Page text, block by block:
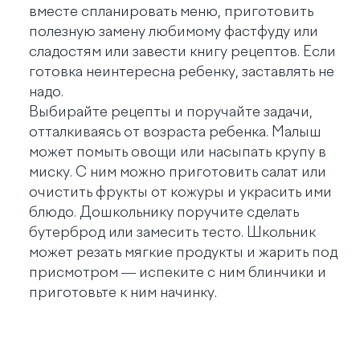
вместе спланировать меню, приготовить
полезную замену любимому фастфуду или
сладостям или завести книгу рецептов. Если
готовка неинтересна ребенку, заставлять не
надо.
Выбирайте рецепты и поручайте задачи,
отталкиваясь от возраста ребенка. Малыш
может помыть овощи или насыпать крупу в
миску. С ним можно приготовить салат или
очистить фрукты от кожуры и украсить ими
блюдо. Дошкольнику поручите сделать
бутерброд или замесить тесто. Школьник
может резать мягкие продукты и жарить под
присмотром — испеките с ним блинчики и
приготовьте к ним начинку.